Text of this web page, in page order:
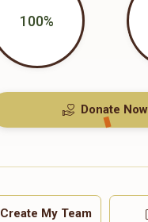
100%
Donate Now
Create My Team